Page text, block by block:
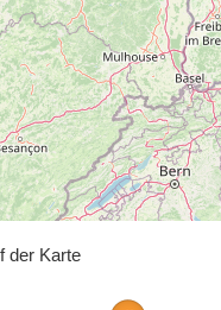
der Karte